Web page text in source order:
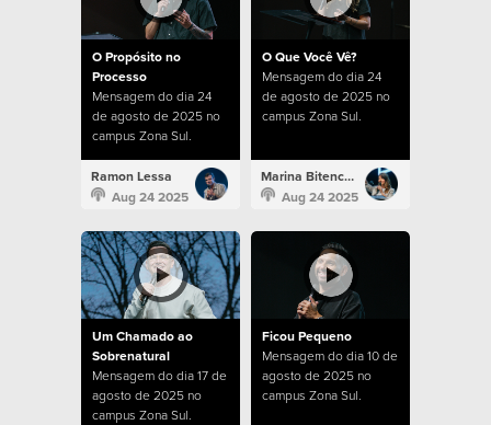
O Propósito no
Processo
Mensagem do dia 24
de agosto de 2025 no
campus Zona Sul.
Ramon Lessa
Aug 24 2025
O Que Você Vê?
Mensagem do dia 24
de agosto de 2025 no
campus Zona Sul.
Marina Bitencourt
Aug 24 2025
Um Chamado ao
Sobrenatural
Mensagem do dia 17 de
agosto de 2025 no
campus Zona Sul.
Ficou Pequeno
Mensagem do dia 10 de
agosto de 2025 no
campus Zona Sul.